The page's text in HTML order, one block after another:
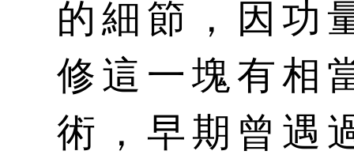
的細節，因功
修這一塊有相
術，早期曾遇